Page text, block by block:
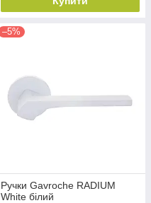
–5%
Ручки Gavroche RADIUM
White білий